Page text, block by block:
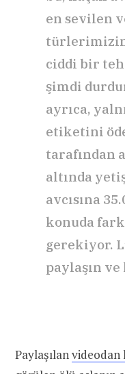
en sevilen
türlerimizin
ciddi bir
şimdi
ayrıca,
etiketini
tarafından
altında
avcısına
konuda
gerekiyor.
paylaşın
Paylaşılanvideodan